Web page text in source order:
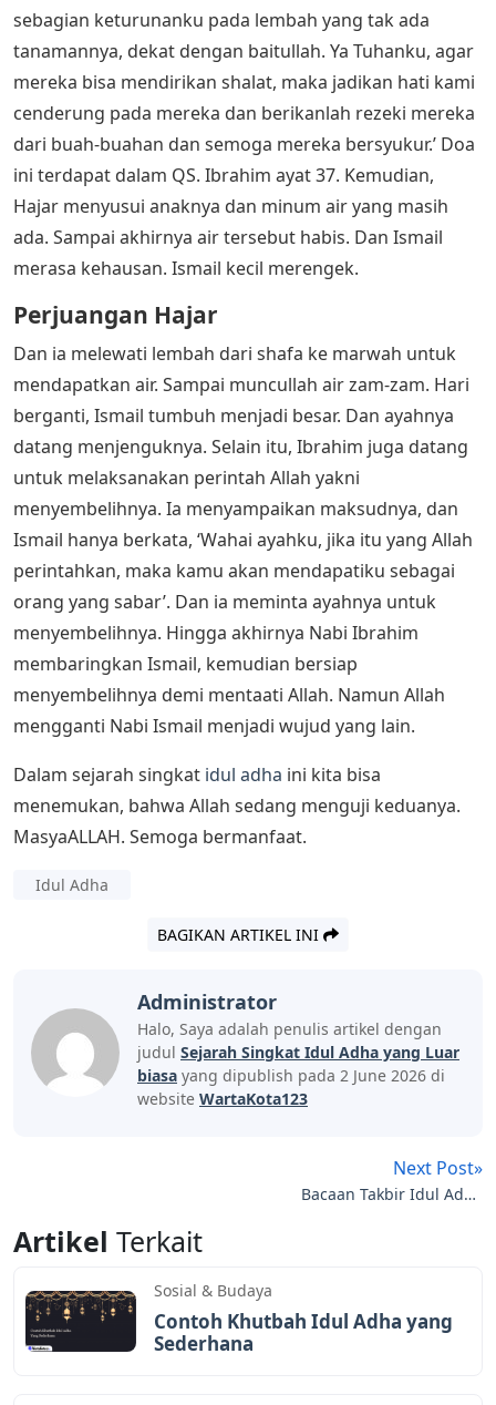
sebagian keturunanku pada lembah yang tak ada
tanamannya, dekat dengan baitullah. Ya Tuhanku, agar
mereka bisa mendirikan shalat, maka jadikan hati kami
cenderung pada mereka dan berikanlah rezeki mereka
dari buah-buahan dan semoga mereka bersyukur.’ Doa
ini terdapat dalam QS. Ibrahim ayat 37. Kemudian,
Hajar menyusui anaknya dan minum air yang masih
ada. Sampai akhirnya air tersebut habis. Dan Ismail
merasa kehausan. Ismail kecil merengek.
Perjuangan Hajar
Dan ia melewati lembah dari shafa ke marwah untuk
mendapatkan air. Sampai muncullah air zam-zam. Hari
berganti, Ismail tumbuh menjadi besar. Dan ayahnya
datang menjenguknya. Selain itu, Ibrahim juga datang
untuk melaksanakan perintah Allah yakni
menyembelihnya. Ia menyampaikan maksudnya, dan
Ismail hanya berkata, ‘Wahai ayahku, jika itu yang Allah
perintahkan, maka kamu akan mendapatiku sebagai
orang yang sabar’. Dan ia meminta ayahnya untuk
menyembelihnya. Hingga akhirnya Nabi Ibrahim
membaringkan Ismail, kemudian bersiap
menyembelihnya demi mentaati Allah. Namun Allah
mengganti Nabi Ismail menjadi wujud yang lain.
Dalam sejarah singkat idul adha ini kita bisa
menemukan, bahwa Allah sedang menguji keduanya.
MasyaALLAH. Semoga bermanfaat.
Idul Adha
BAGIKAN ARTIKEL INI
Administrator
Halo, Saya adalah penulis artikel dengan
judul Sejarah Singkat Idul Adha yang Luar
biasa yang dipublish pada 2 June 2026 di
website WartaKota123
Next Post»
Bacaan Takbir Idul Adha
Artikel Terkait
Sosial & Budaya
Contoh Khutbah Idul Adha yang
Sederhana